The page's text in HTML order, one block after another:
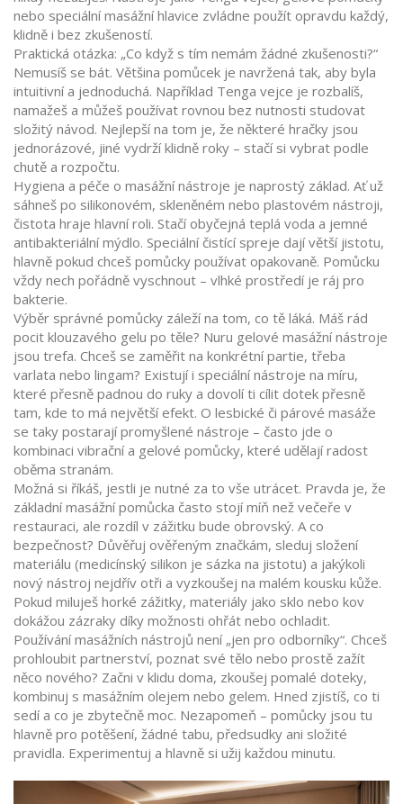
nebo speciální masážní hlavice zvládne použít opravdu každý,
klidně i bez zkušeností.
Praktická otázka: „Co když s tím nemám žádné zkušenosti?“
Nemusíš se bát. Většina pomůcek je navržená tak, aby byla
intuitivní a jednoduchá. Například Tenga vejce je rozbalíš,
namažeš a můžeš používat rovnou bez nutnosti studovat
složitý návod. Nejlepší na tom je, že některé hračky jsou
jednorázové, jiné vydrží klidně roky – stačí si vybrat podle
chutě a rozpočtu.
Hygiena a péče o masážní nástroje je naprostý základ. Ať už
sáhneš po silikonovém, skleněném nebo plastovém nástroji,
čistota hraje hlavní roli. Stačí obyčejná teplá voda a jemné
antibakteriální mýdlo. Speciální čistící spreje dají větší jistotu,
hlavně pokud chceš pomůcky používat opakovaně. Pomůcku
vždy nech pořádně vyschnout – vlhké prostředí je ráj pro
bakterie.
Výběr správné pomůcky záleží na tom, co tě láká. Máš rád
pocit klouzavého gelu po těle? Nuru gelové masážní nástroje
jsou trefa. Chceš se zaměřit na konkrétní partie, třeba
varlata nebo lingam? Existují i speciální nástroje na míru,
které přesně padnou do ruky a dovolí ti cílit dotek přesně
tam, kde to má největší efekt. O lesbické či párové masáže
se taky postarají promyšlené nástroje – často jde o
kombinaci vibrační a gelové pomůcky, které udělají radost
oběma stranám.
Možná si říkáš, jestli je nutné za to vše utrácet. Pravda je, že
základní masážní pomůcka často stojí míň než večeře v
restauraci, ale rozdíl v zážitku bude obrovský. A co
bezpečnost? Důvěřuj ověřeným značkám, sleduj složení
materiálu (medicínský silikon je sázka na jistotu) a jakýkoli
nový nástroj nejdřív otři a vyzkoušej na malém kousku kůže.
Pokud miluješ horké zážitky, materiály jako sklo nebo kov
dokážou zázraky díky možnosti ohřát nebo ochladit.
Používání masážních nástrojů není „jen pro odborníky“. Chceš
prohloubit partnerství, poznat své tělo nebo prostě zažít
něco nového? Začni v klidu doma, zkoušej pomalé doteky,
kombinuj s masážním olejem nebo gelem. Hned zjistíš, co ti
sedí a co je zbytečně moc. Nezapomeň – pomůcky jsou tu
hlavně pro potěšení, žádné tabu, předsudky ani složité
pravidla. Experimentuj a hlavně si užij každou minutu.